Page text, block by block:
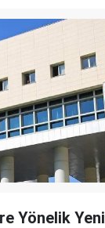
Yönelik